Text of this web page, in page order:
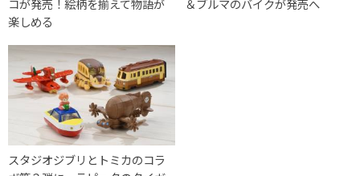
楽しめる
スタジオジブリとトミカのコラ